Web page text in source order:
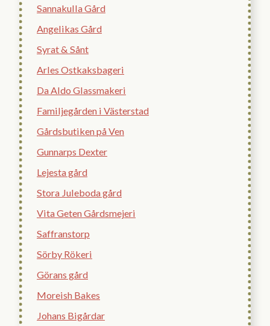
Sannakulla Gård
Angelikas Gård
Syrat & Sånt
Arles Ostkaksbageri
Da Aldo Glassmakeri
Familjegården i Västerstad
Gårdsbutiken på Ven
Gunnarps Dexter
Lejesta gård
Stora Juleboda gård
Vita Geten Gårdsmejeri
Saffranstorp
Sörby Rökeri
Görans gård
Moreish Bakes
Johans Bigårdar